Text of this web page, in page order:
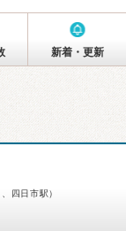
新着・更新
四日市駅）